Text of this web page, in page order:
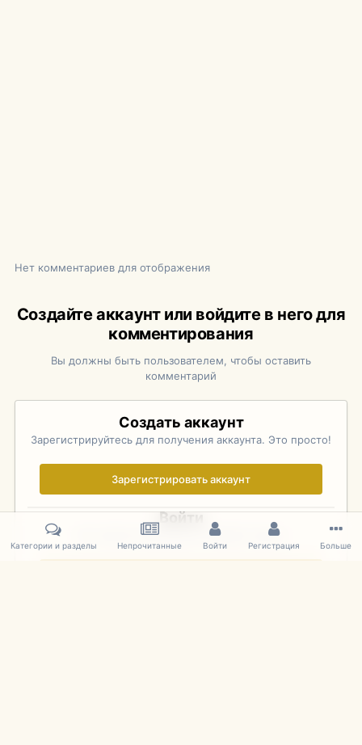
Нет комментариев для отображения
Создайте аккаунт или войдите в него для
комментирования
Вы должны быть пользователем, чтобы оставить
комментарий
Создать аккаунт
Зарегистрируйтесь для получения аккаунта. Это просто!
Зарегистрировать аккаунт
Войти
Уже зарегистрированы? Войдите здесь.
Категории и разделы Непрочитанные Войти Регистрация Больше